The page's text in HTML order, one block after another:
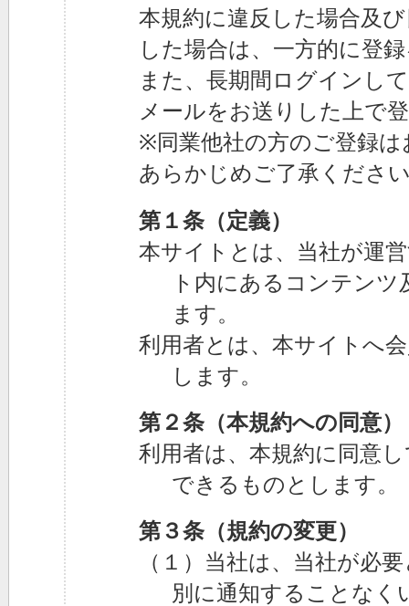
本規約に違反した場合及
した場合は、一方的に登
また、長期間ログインし
メールをお送りした上で
※同業他社の方のご登録
あらかじめご了承くださ
第１条（定義）
本サイトとは、当社が運
ト内にあるコンテン
ます。
利用者とは、本サイトへ
します。
第２条（本規約への同意）
利用者は、本規約に同意
できるものとします。
第３条（規約の変更）
（１）当社は、当社が必
別に通知することなく